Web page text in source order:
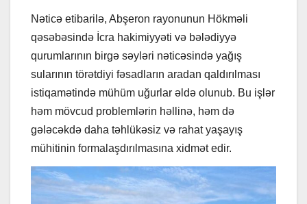
Nəticə etibarilə, Abşeron rayonunun Hökməli
qəsəbəsində İcra hakimiyyəti və bələdiyyə
qurumlarının birgə səyləri nəticəsində yağış
sularının törətdiyi fəsadların aradan qaldırılması
istiqamətində mühüm uğurlar əldə olunub. Bu işlər
həm mövcud problemlərin həllinə, həm də
gələcəkdə daha təhlükəsiz və rahat yaşayış
mühitinin formalaşdırılmasına xidmət edir.